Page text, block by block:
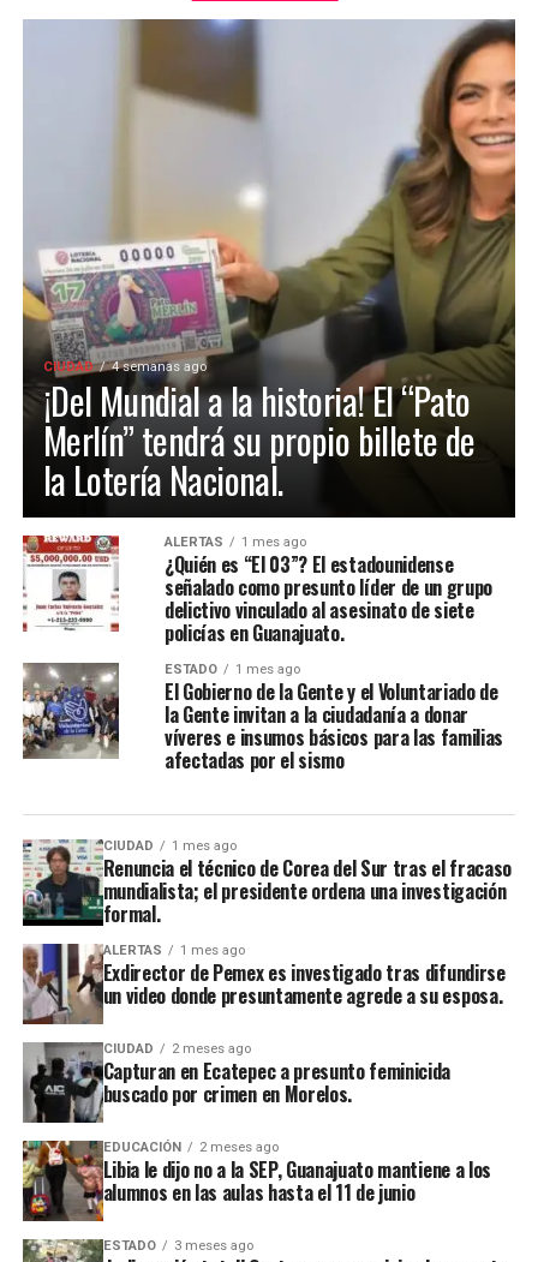
CIUDAD 4 semanas ago
¡Del Mundial a la historia! El “Pato
Merlín” tendrá su propio billete de
la Lotería Nacional.
ALERTAS 1 mes ago
¿Quién es “El 03”? El estadounidense
señalado como presunto líder de un grupo
delictivo vinculado al asesinato de siete
policías en Guanajuato.
ESTADO 1 mes ago
El Gobierno de la Gente y el Voluntariado de
la Gente invitan a la ciudadanía a donar
víveres e insumos básicos para las familias
afectadas por el sismo
CIUDAD 1 mes ago
Renuncia el técnico de Corea del Sur tras el fracaso
mundialista; el presidente ordena una investigación
formal.
ALERTAS 1 mes ago
Exdirector de Pemex es investigado tras difundirse
un video donde presuntamente agrede a su esposa.
CIUDAD 2 meses ago
Capturan en Ecatepec a presunto feminicida
buscado por crimen en Morelos.
EDUCACIÓN 2 meses ago
Libia le dijo no a la SEP, Guanajuato mantiene a los
alumnos en las aulas hasta el 11 de junio
ESTADO 3 meses ago